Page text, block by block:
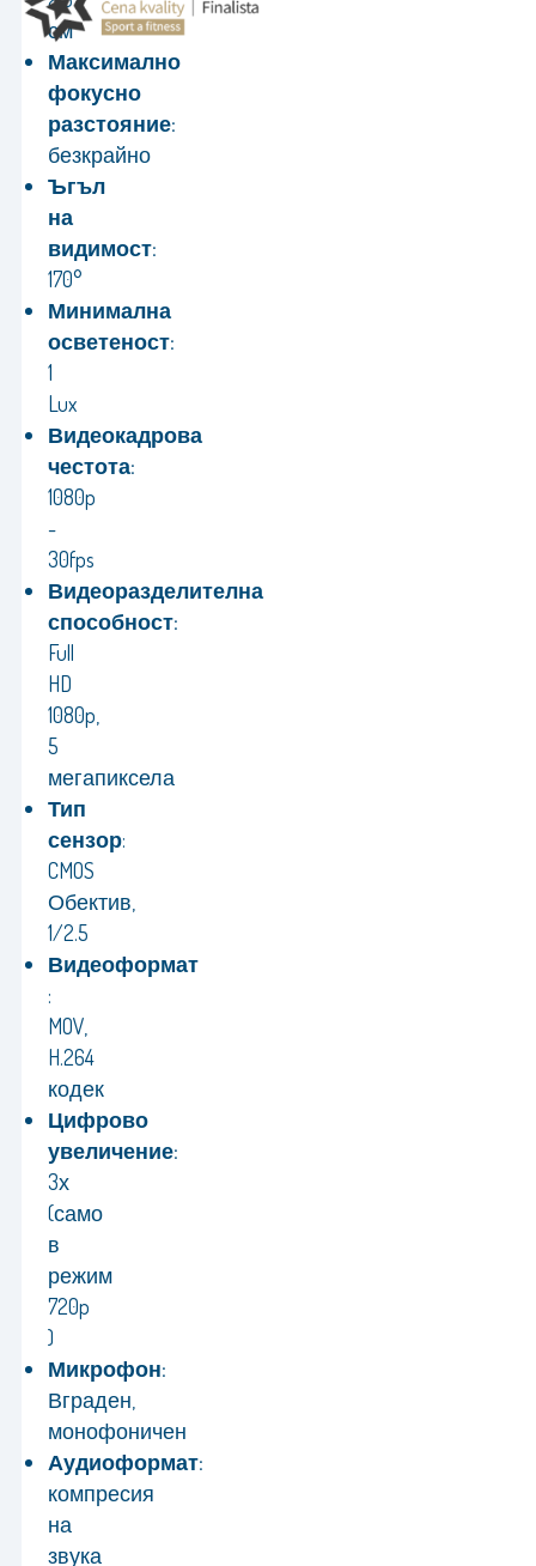
см
Максимално
фокусно
разстояние:
безкрайно
Ъгъл
на
видимост:
170°
Минимална
осветеност:
1
Lux
Видеокадрова
честота:
1080p
-
30fps
Видеоразделителна
способност:
Full
HD
1080p,
5
мегапиксела
Тип
сензор:
CMOS
Обектив,
1/2.5
Видеоформат
:
MOV,
H.264
кодек
Цифрово
увеличение:
3х
(само
в
режим
720p
)
Микрофон:
Вграден,
монофоничен
Аудиоформат:
компресия
на
звука